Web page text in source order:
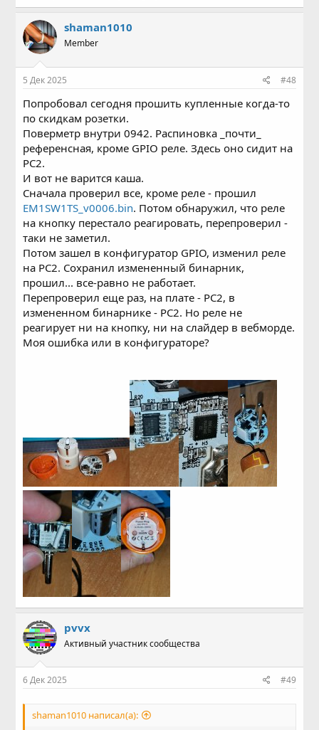
shaman1010
Member
5 Дек 2025 #48
Попробовал сегодня прошить купленные когда-то
по скидкам розетки.
Поверметр внутри 0942. Распиновка _почти_
референсная, кроме GPIO реле. Здесь оно сидит на
PC2.
И вот не варится каша.
Сначала проверил все, кроме реле - прошил
EM1SW1TS_v0006.bin. Потом обнаружил, что реле
на кнопку перестало реагировать, перепроверил -
таки не заметил.
Потом зашел в конфигуратор GPIO, изменил реле
на PC2. Сохранил измененный бинарник,
прошил... все-равно не работает.
Перепроверил еще раз, на плате - PC2, в
измененном бинарнике - PC2. Но реле не
реагирует ни на кнопку, ни на слайдер в вебморде.
Моя ошибка или в конфигураторе?
pvvx
Активный участник сообщества
6 Дек 2025 #49
shaman1010 написал(а):